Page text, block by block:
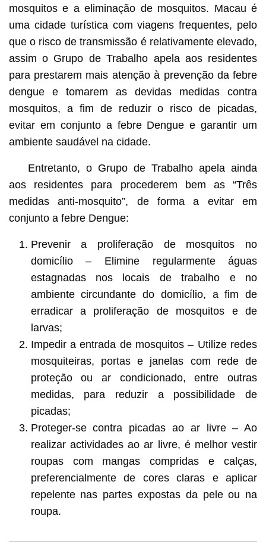
mosquitos e a eliminação de mosquitos. Macau é
uma cidade turística com viagens frequentes, pelo
que o risco de transmissão é relativamente elevado,
assim o Grupo de Trabalho apela aos residentes
para prestarem mais atenção à prevenção da febre
dengue e tomarem as devidas medidas contra
mosquitos, a fim de reduzir o risco de picadas,
evitar em conjunto a febre Dengue e garantir um
ambiente saudável na cidade.
Entretanto, o Grupo de Trabalho apela ainda
aos residentes para procederem bem as “Três
medidas anti-mosquito”, de forma a evitar em
conjunto a febre Dengue:
Prevenir a proliferação de mosquitos no
domicílio – Elimine regularmente águas
estagnadas nos locais de trabalho e no
ambiente circundante do domicílio, a fim de
erradicar a proliferação de mosquitos e de
larvas;
Impedir a entrada de mosquitos – Utilize redes
mosquiteiras, portas e janelas com rede de
proteção ou ar condicionado, entre outras
medidas, para reduzir a possibilidade de
picadas;
Proteger-se contra picadas ao ar livre – Ao
realizar actividades ao ar livre, é melhor vestir
roupas com mangas compridas e calças,
preferencialmente de cores claras e aplicar
repelente nas partes expostas da pele ou na
roupa.